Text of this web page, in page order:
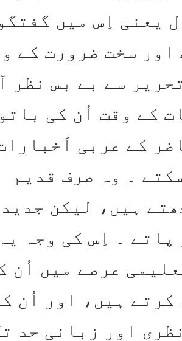
یعنی اِس میں
اور سخت ضرورت کے
سے بے بس نظر
کے وقت اُن کی
کے عربی
۔ وہ صرف قدیم
ہیں، لیکن
۔ اِس کی وجہ یہ
عرصے میں اُن
ہیں، اور اُن
اور زبانی حد